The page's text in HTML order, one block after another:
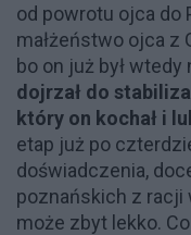
od powrotu ojca do
małżeństwo ojca z
bo on już był wtedy
dojrzał do
który on kochał i
etap już po
doświadczenia,
poznańskich z racji
może zbyt lekko.